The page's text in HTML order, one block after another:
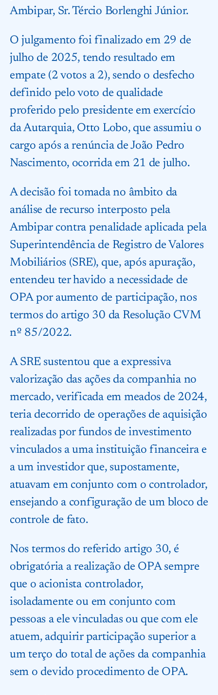
Ambipar, Sr. Tércio Borlenghi Júnior.
O julgamento foi finalizado em 29 de
julho de 2025, tendo resultado em
empate (2 votos a 2), sendo o desfecho
definido pelo voto de qualidade
proferido pelo presidente em exercício
da Autarquia, Otto Lobo, que assumiu o
cargo após a renúncia de João Pedro
Nascimento, ocorrida em 21 de julho.
A decisão foi tomada no âmbito da
análise de recurso interposto pela
Ambipar contra penalidade aplicada pela
Superintendência de Registro de Valores
Mobiliários (SRE), que, após apuração,
entendeu ter havido a necessidade de
OPA por aumento de participação, nos
termos do artigo 30 da Resolução CVM
nº 85/2022.
A SRE sustentou que a expressiva
valorização das ações da companhia no
mercado, verificada em meados de 2024,
teria decorrido de operações de aquisição
realizadas por fundos de investimento
vinculados a uma instituição financeira e
a um investidor que, supostamente,
atuavam em conjunto com o controlador,
ensejando a configuração de um bloco de
controle de fato.
Nos termos do referido artigo 30, é
obrigatória a realização de OPA sempre
que o acionista controlador,
isoladamente ou em conjunto com
pessoas a ele vinculadas ou que com ele
atuem, adquirir participação superior a
um terço do total de ações da companhia
sem o devido procedimento de OPA.